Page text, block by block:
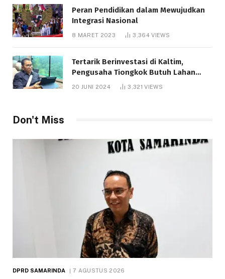
Peran Pendidikan dalam Mewujudkan
Integrasi Nasional
8 MARET 2023 3,364VIEWS
Tertarik Berinvestasi di Kaltim,
Pengusaha Tiongkok Butuh Lahan
1.000 Hektare
20 JUNI 2024 3,321VIEWS
Don't Miss
DPRD SAMARINDA 7 AGUSTUS 2026